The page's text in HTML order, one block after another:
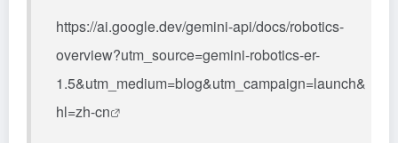
https://ai.google.dev/gemini-api/docs/robotics-
overview?utm_source=gemini-robotics-er-
1.5&utm_medium=blog&utm_campaign=launch&
hl=zh-cn